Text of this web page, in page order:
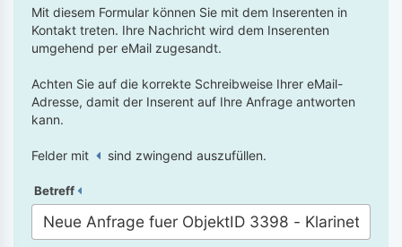
Mit diesem Formular können Sie mit dem Inserenten in
Kontakt treten. Ihre Nachricht wird dem Inserenten
umgehend per eMail zugesandt.
Achten Sie auf die korrekte Schreibweise Ihrer eMail-
Adresse, damit der Inserent auf Ihre Anfrage antworten
kann.
Felder mit sind zwingend auszufüllen.
Betreff